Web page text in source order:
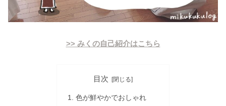
>> みくの自己紹介はこちら
目次
色が鮮やかでおしゃれ